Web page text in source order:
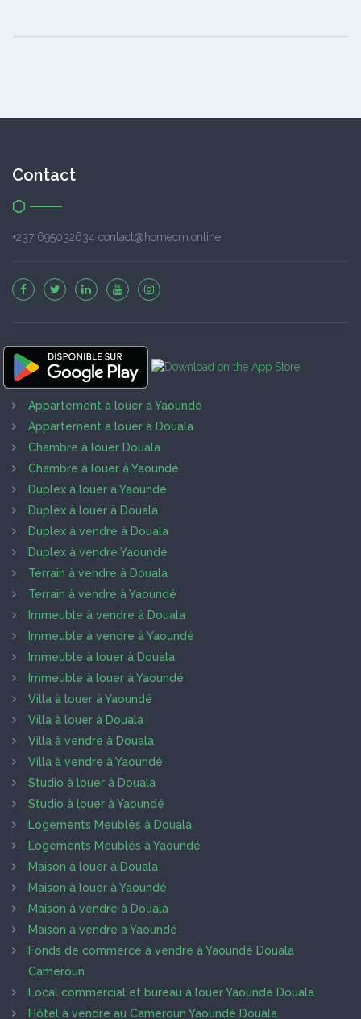
Contact
+237 695032634 contact@homecm.online
Appartement à louer à Yaoundé
Appartement à louer à Douala
Chambre à louer Douala
Chambre à louer à Yaoundé
Duplex à louer à Yaoundé
Duplex à louer à Douala
Duplex à vendre à Douala
Duplex à vendre Yaoundé
Terrain à vendre à Douala
Terrain à vendre à Yaoundé
Immeuble à vendre à Douala
Immeuble à vendre à Yaoundé
Immeuble à louer à Douala
Immeuble à louer à Yaoundé
Villa à louer à Yaoundé
Villa à louer à Douala
Villa à vendre à Douala
Villa à vendre à Yaoundé
Studio à louer à Douala
Studio à louer à Yaoundé
Logements Meublés à Douala
Logements Meublés à Yaoundé
Maison à louer à Douala
Maison à louer à Yaoundé
Maison à vendre à Douala
Maison à vendre à Yaoundé
Fonds de commerce à vendre à Yaoundé Douala
Cameroun
Local commercial et bureau à louer Yaoundé Douala
Hôtel à vendre au Cameroun Yaoundé Douala